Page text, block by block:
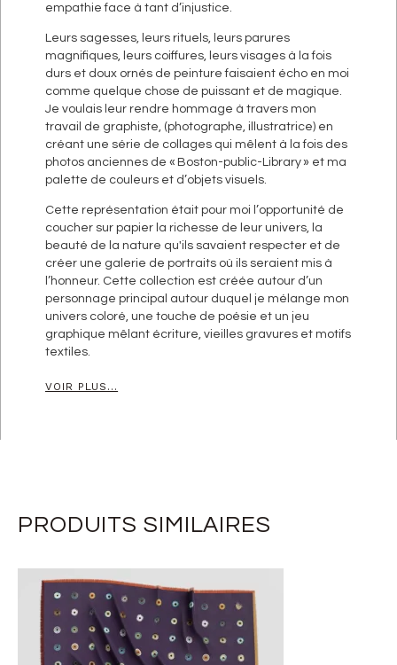
empathie face à tant d’injustice.
Leurs sagesses, leurs rituels, leurs parures
magnifiques, leurs coiffures, leurs visages à la fois
durs et doux ornés de peinture faisaient écho en moi
comme quelque chose de puissant et de magique.
Je voulais leur rendre hommage à travers mon
travail de graphiste, (photographe, illustratrice) en
créant une série de collages qui mêlent à la fois des
photos anciennes de « Boston-public-Library » et ma
palette de couleurs et d’objets visuels.
Cette représentation était pour moi l’opportunité de
coucher sur papier la richesse de leur univers, la
beauté de la nature qu'ils savaient respecter et de
créer une galerie de portraits où ils seraient mis à
l’honneur. Cette collection est créée autour d’un
personnage principal autour duquel je mélange mon
univers coloré, une touche de poésie et un jeu
graphique mêlant écriture, vieilles gravures et motifs
textiles.
VOIR PLUS...
PRODUITS SIMILAIRES